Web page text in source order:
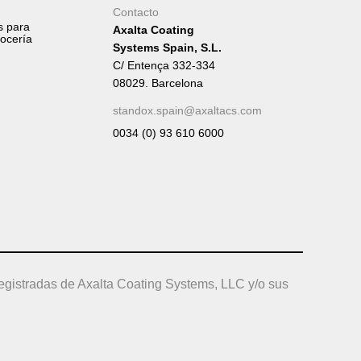
para
Contacto
Axalta Coating
Systems Spain, S.L.
C/ Entença 332-334
08029. Barcelona
standox.spain@axaltacs.com
0034 (0) 93 610 6000
de Axalta Coating Systems, LLC y/o sus